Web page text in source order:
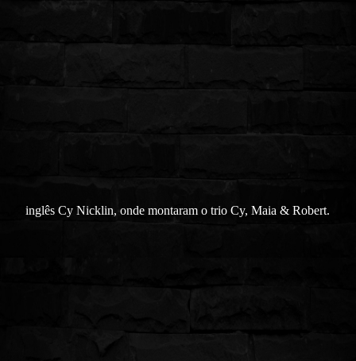
inglês Cy Nicklin, onde montaram o trio Cy, Maia & Robert.